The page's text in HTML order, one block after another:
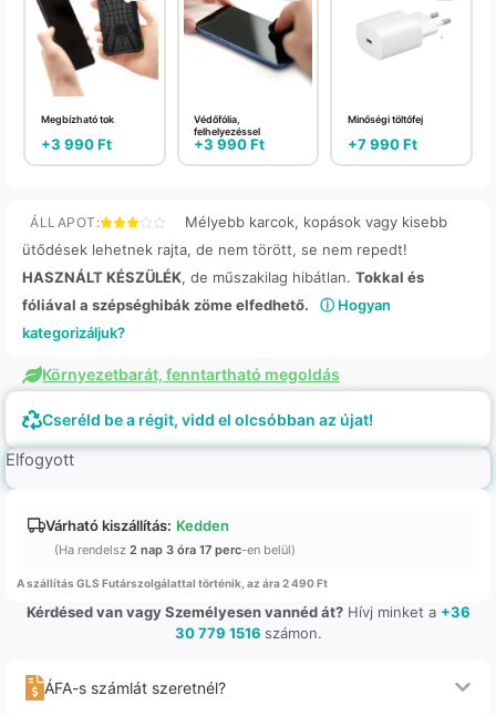
Megbízható tok
+3 990Ft
Védőfólia,
felhelyezéssel
+3 990Ft
Minőségi töltőfej
+7 990Ft
ÁLLAPOT:
Mélyebb karcok, kopások vagy kisebb
ütődések lehetnek rajta, de nem törött, se nem repedt!
HASZNÁLT KÉSZÜLÉK, de műszakilag hibátlan. Tokkal és
fóliával a szépséghibák zöme elfedhető.
ⓘ Hogyan
kategorizáljuk?
Környezetbarát, fenntartható megoldás
Cseréld be a régit, vidd el olcsóbban az újat!
Elfogyott
Várható kiszállítás: Kedden
(Ha rendelsz 2 nap 3 óra 17 perc-en belül)
A szállítás GLS Futárszolgálattal történik, az ára 2 490 Ft
Kérdésed van vagy Személyesen vannéd át?Hívj minket a +36
30 779 1516 számon.
ÁFA-s számlát szeretnél?